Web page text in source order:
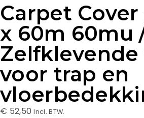
Carpet Cover
x 60m 60mu
voor trap en
€ 52,50 Incl. BTW.